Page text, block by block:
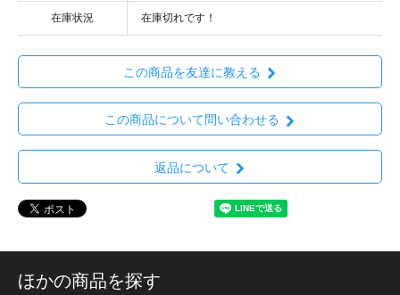
在庫状況 在庫切れです！
この商品を友達に教える
この商品について問い合わせる
返品について
ほかの商品を探す